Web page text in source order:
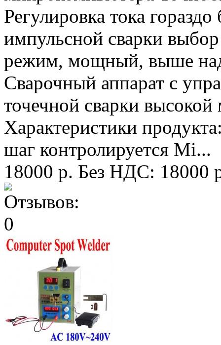
Регулировка тока
импульсной сварки
режим, мощный, выше
Сварочный аппарат с
точечной сварки
Характеристики
шаг контролируется Mi...
18000 р. Без НДС: 18000